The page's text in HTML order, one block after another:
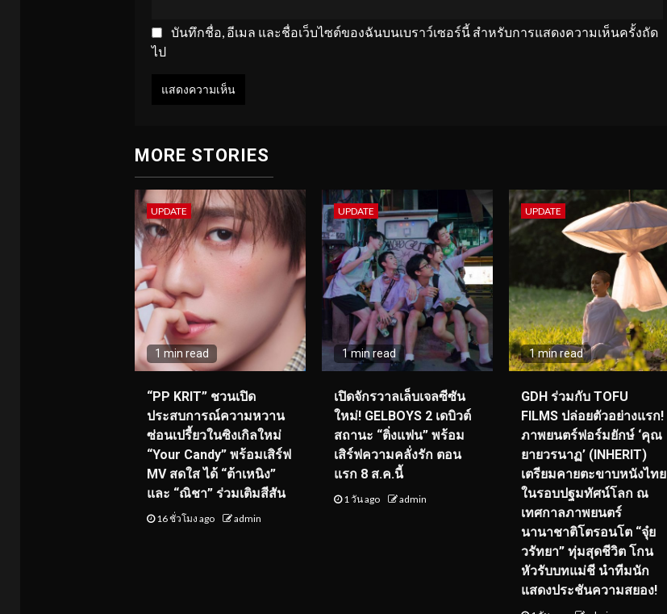
บันทึกชื่อ, อีเมล และชื่อเว็บไซต์ของฉันบนเบราว์เซอร์นี้ สำหรับการแสดงความเห็นครั้งถัด
ไป
MORE STORIES
UPDATE
1 min read
“PP KRIT” ชวนเปิด
ประสบการณ์ความหวาน
ซ่อนเปรี้ยวในซิงเกิลใหม่
“Your Candy” พร้อมเสิร์ฟ
MV สดใส ได้ “ต้าเหนิง”
และ “ณิชา” ร่วมเติมสีสัน
16 ชั่วโมง ago admin
UPDATE
1 min read
เปิดจักรวาลเล็บเจลซีซัน
ใหม่! GELBOYS 2 เดบิวต์
สถานะ “ติ่งแฟน” พร้อม
เสิร์ฟความคลั่งรัก ตอน
แรก 8 ส.ค.นี้
1 วัน ago admin
UPDATE
1 min read
GDH ร่วมกับ TOFU
FILMS ปล่อยตัวอย่างแรก!
ภาพยนตร์ฟอร์มยักษ์ ‘คุณ
ยายวรนาฏ’ (INHERIT)
เตรียมคายตะขาบหนังไทย
ในรอบปฐมทัศน์โลก ณ
เทศกาลภาพยนตร์
นานาชาติโตรอนโต “จุ๋ย
วรัทยา” ทุ่มสุดชีวิต โกน
หัวรับบทแม่ชี นำทีมนัก
แสดงประชันความสยอง!